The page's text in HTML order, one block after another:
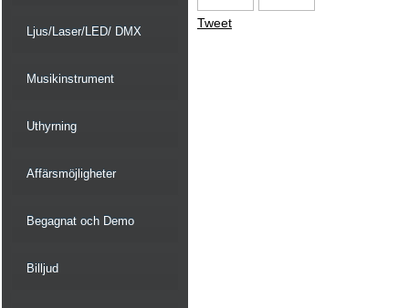
Ljus/Laser/LED/ DMX
Musikinstrument
Uthyrning
Affärsmöjligheter
Begagnat och Demo
Billjud
Tweet